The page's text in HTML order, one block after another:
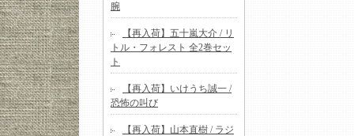
腕
【再入荷】五十嵐大介 / リ
トル・フォレスト 全2巻セッ
ト
【再入荷】いけうち誠一 /
恐怖の叫び
【再入荷】山本直樹 / ラジ